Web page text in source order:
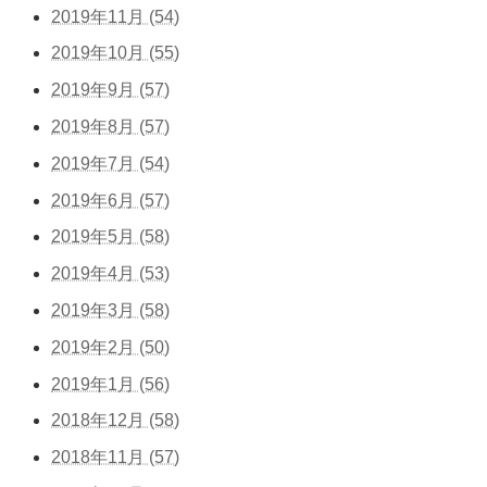
2019年11月 (54)
2019年10月 (55)
2019年9月 (57)
2019年8月 (57)
2019年7月 (54)
2019年6月 (57)
2019年5月 (58)
2019年4月 (53)
2019年3月 (58)
2019年2月 (50)
2019年1月 (56)
2018年12月 (58)
2018年11月 (57)